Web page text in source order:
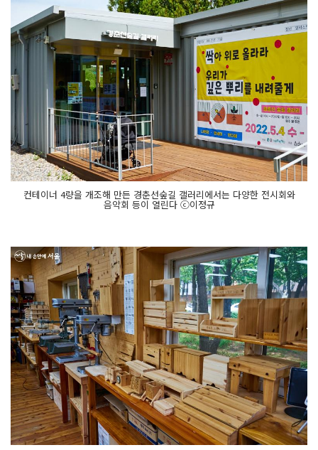
컨테이너 4량을 개조해 만든 경춘선숲길 갤러리에서는 다양한 전시회와
음악회 등이 열린다 ⓒ이정규